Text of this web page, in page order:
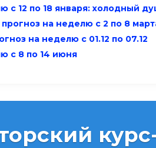
с 12 по 18 января: холодный
на неделю с 2 по 8
на неделю с 01.12 по 07.12
с 8 по 14 июня